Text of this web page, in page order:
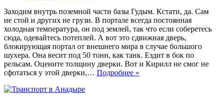
Заходим внутрь поземной части базы Гудым. Кстати, да. Сам
не стой и других не грузи. В портале всегда постоянная
холодная температура, он под землей, так что если соберетесь
сюда, одевайтесь потеплей. А вот это сдвижная дверь,
блокирующая портал от внешнего мира в случае большого
шухера. Она весит под 50 тонн, как танк. Ездит в бок по
рельсам. Оцените толщину дверки. Вот и Кирилл не смог не
сфотаться у этой дверки,… Подробнее »